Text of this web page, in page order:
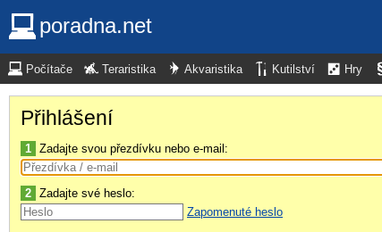
poradna.net
Počítače Teraristika Akvaristika Kutilství Hry
Přihlášení
1 Zadajte svou přezdívku nebo e-mail:
2 Zadajte své heslo:
Zapomenuté heslo